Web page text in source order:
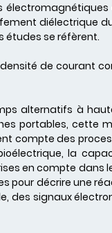
diélectrique
études se réfèrent.
de courant
alternatifs à
portables, cette
compte des
la
en compte dans
pour décrire une
des signaux